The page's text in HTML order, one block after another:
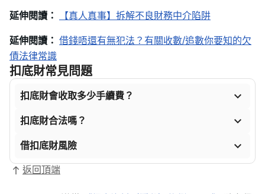
延伸閱讀： 【真人真事】拆解不良財務中介陷阱
延伸閱讀： 借錢唔還有無犯法？有關收數/追數你要知的欠
債法律常識
扣底財常見問題
扣底財會收取多少手續費？ 
扣底財合法嗎？ 
借扣底財風險 
返回頂端